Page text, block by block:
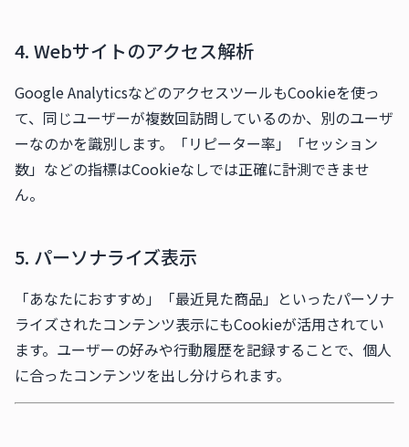
4. Webサイトのアクセス解析
Google AnalyticsなどのアクセスツールもCookieを使っ
て、同じユーザーが複数回訪問しているのか、別のユーザ
ーなのかを識別します。「リピーター率」「セッション
数」などの指標はCookieなしでは正確に計測できませ
ん。
5. パーソナライズ表示
「あなたにおすすめ」「最近見た商品」といったパーソナ
ライズされたコンテンツ表示にもCookieが活用されてい
ます。ユーザーの好みや行動履歴を記録することで、個人
に合ったコンテンツを出し分けられます。